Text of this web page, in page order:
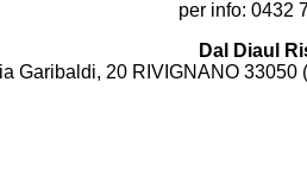
per info: 0432
Dal Diaul
Garibaldi, 20 RIVIGNANO